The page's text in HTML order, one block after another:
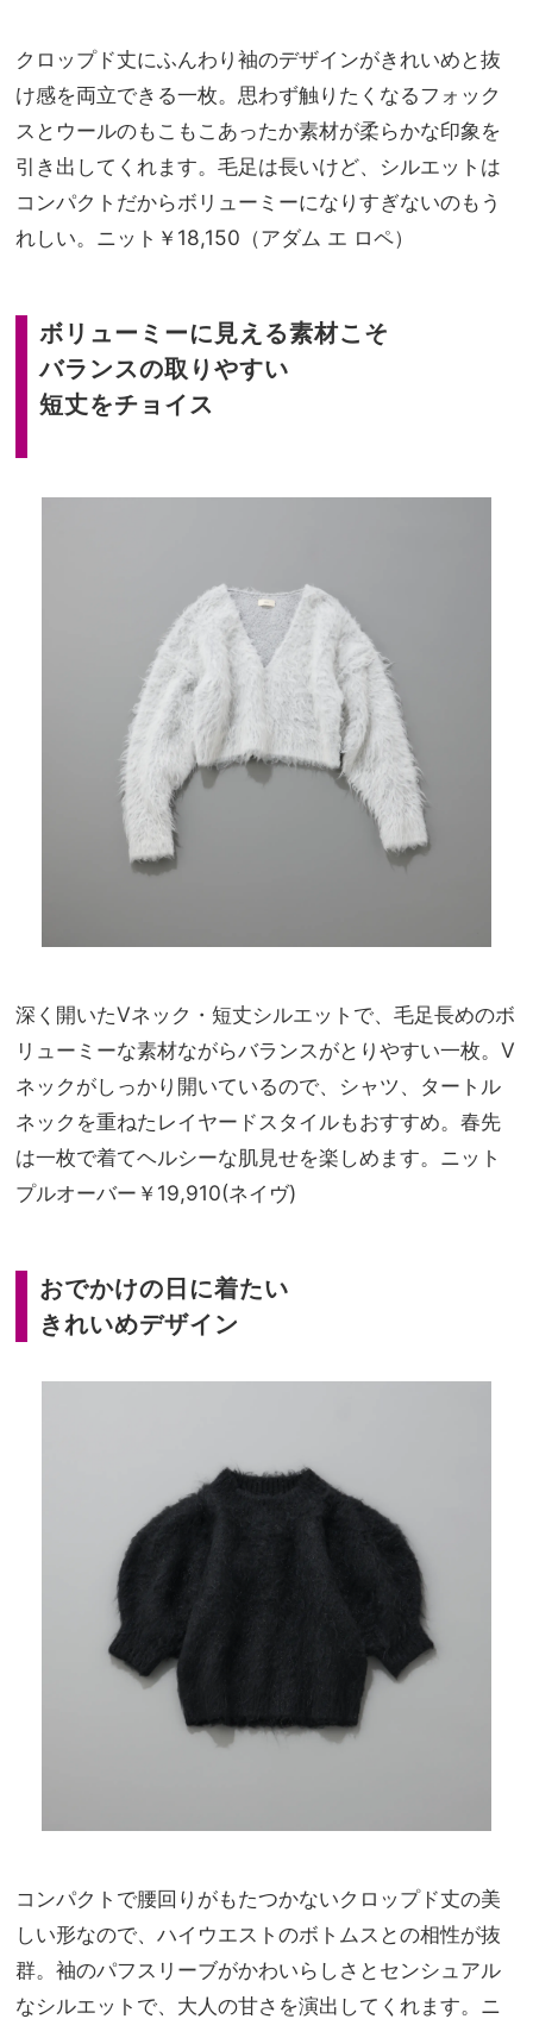
クロップド丈にふんわり袖のデザインがきれいめと抜
け感を両立できる一枚。思わず触りたくなるフォック
スとウールのもこもこあったか素材が柔らかな印象を
引き出してくれます。毛足は長いけど、シルエットは
コンパクトだからボリューミーになりすぎないのもう
れしい。ニット￥18,150（アダム エ ロペ）
ボリューミーに見える素材こそ
バランスの取りやすい
短丈をチョイス
深く開いたVネック・短丈シルエットで、毛足長めのボ
リューミーな素材ながらバランスがとりやすい一枚。V
ネックがしっかり開いているので、シャツ、タートル
ネックを重ねたレイヤードスタイルもおすすめ。春先
は一枚で着てヘルシーな肌見せを楽しめます。ニット
プルオーバー￥19,910(ネイヴ)
おでかけの日に着たい
きれいめデザイン
コンパクトで腰回りがもたつかないクロップド丈の美
しい形なので、ハイウエストのボトムスとの相性が抜
群。袖のパフスリーブがかわいらしさとセンシュアル
なシルエットで、大人の甘さを演出してくれます。ニ